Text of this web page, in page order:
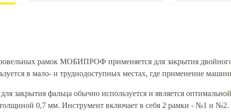
рамок МОБИПРОФ применяется для закрытия
в мало- и труднодоступных местах, где применение
закрытия фальца обычно используется и является
толщиной 0,7 мм. Инструмент включает в себя 2 рамки - №1 и